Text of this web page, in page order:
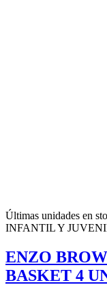
Últimas unidades en
INFANTIL Y
ENZO
BASKET 4